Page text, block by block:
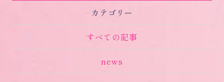
カテゴリー
すべての記事
news